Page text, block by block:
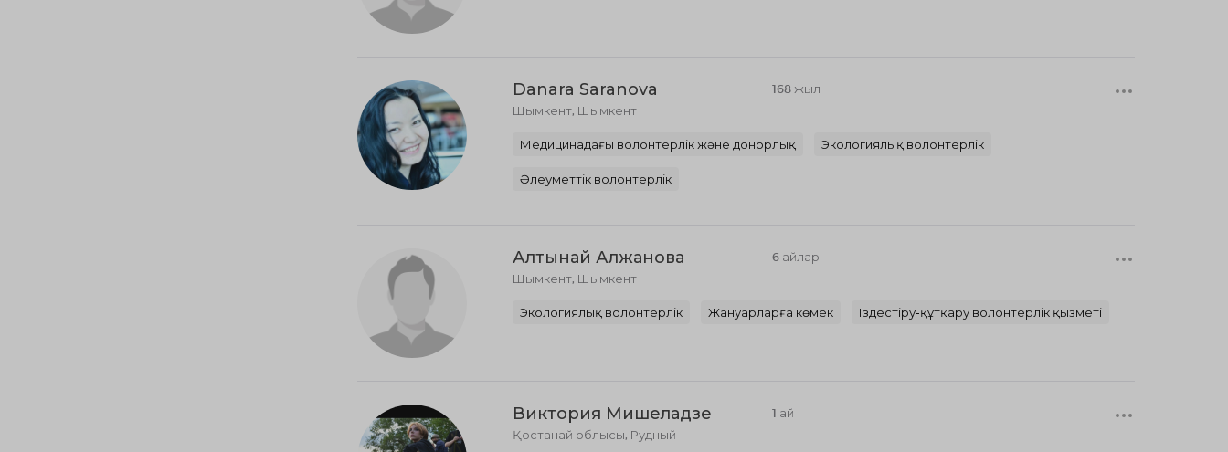
Danara Saranova
Шымкент, Шымкент
168 жыл
Медицинадағы волонтерлік және донорлық Экологиялық волонтерлік
Әлеуметтік волонтерлік
Алтынай Алжанова
Шымкент, Шымкент
6 айлар
Экологиялық волонтерлік Жануарларға көмек Іздестіру-құтқару волонтерлік қызметі
Виктория Мишеладзе
Қостанай облысы, Рудный
1 ай